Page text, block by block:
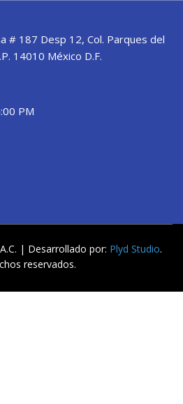
# 187 Desp 12, Col. Parques del
14010 México D.F.
PM
| Desarrollado por: Plyd Studio.
reservados.